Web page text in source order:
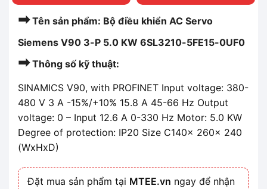
➡Tên sản phẩm: Bộ điều khiển AC Servo
Siemens V90 3-P 5.0 KW 6SL3210-5FE15-0UF0
➡Thông số kỹ thuật:
SINAMICS V90, with PROFINET Input voltage: 380-
480 V 3 A -15%/+10% 15.8 A 45-66 Hz Output
voltage: 0 – Input 12.6 A 0-330 Hz Motor: 5.0 KW
Degree of protection: IP20 Size C140x 260x 240
(WxHxD)
Đặt mua sản phẩm tại MTEE.vn ngay để nhận